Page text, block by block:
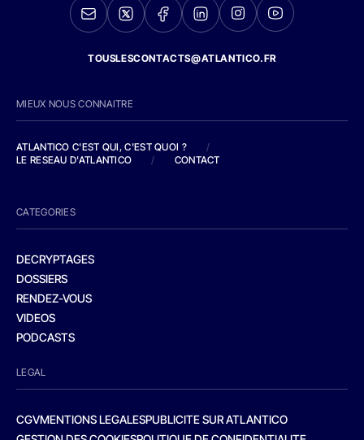
TOUSLESCONTACTS@ATLANTICO.FR
MIEUX NOUS CONNAITRE
ATLANTICO C'EST QUI, C'EST QUOI ?
/
LE RESEAU D'ATLANTICO
/ CONTACT
CATEGORIES
DECRYPTAGES
DOSSIERS
RENDEZ-VOUS
VIDEOS
PODCASTS
LEGAL
CGVMENTIONS LEGALESPUBLICITE SUR ATLANTICO